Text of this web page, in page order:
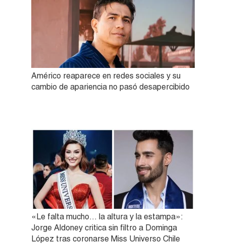
Américo reaparece en redes sociales y su
cambio de apariencia no pasó desapercibido
«Le falta mucho… la altura y la estampa»:
Jorge Aldoney critica sin filtro a Dominga
López tras coronarse Miss Universo Chile